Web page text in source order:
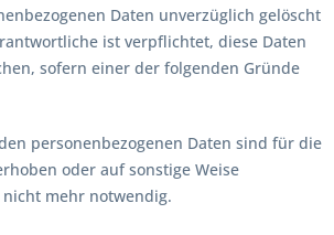
Daten unverzüglich gelöscht
ist verpflichtet, diese Daten
sofern einer der folgenden Gründe
personenbezogenen Daten sind für die
oder auf sonstige Weise
mehr notwendig.